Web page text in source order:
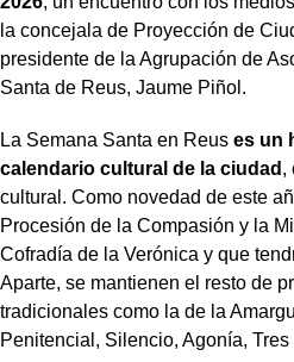
la concejala de Proyección de
presidente de la Agrupación de
Santa de Reus, Jaume Piñol.
La Semana Santa en Reus es un
calendario cultural de la ciudad ,
cultural. Como novedad de este
Procesión de la Compasión y la
Cofradía de la Verónica y que
Aparte, se mantienen el resto de
tradicionales como la de la
Penitencial, Silencio, Agonía,